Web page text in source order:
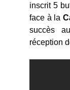
inscrit 5
face à la
succès
réception